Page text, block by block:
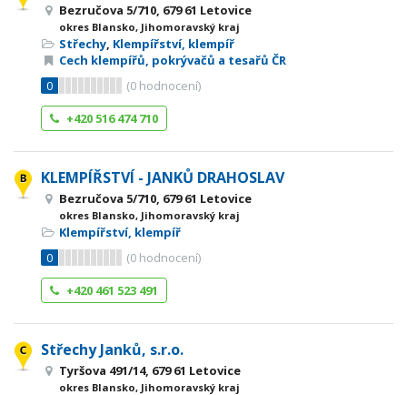
Bezručova 5/710, 679 61 Letovice
okres Blansko, Jihomoravský kraj
Střechy, Klempířství, klempíř
Cech klempířů, pokrývačů a tesařů ČR
0
(0 hodnocení)
+420 516 474 710
KLEMPÍŘSTVÍ - JANKŮ DRAHOSLAV
Bezručova 5/710, 679 61 Letovice
okres Blansko, Jihomoravský kraj
Klempířství, klempíř
0
(0 hodnocení)
+420 461 523 491
Střechy Janků, s.r.o.
Tyršova 491/14, 679 61 Letovice
okres Blansko, Jihomoravský kraj